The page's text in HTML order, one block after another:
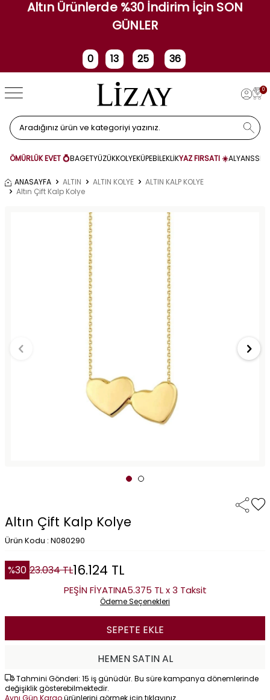
Altın Ürünlerde %30 İndirim İçin SON
GÜNLER
0
Gün
13
Saat
25 36
0
ÖMÜRLÜK EVET 💍BAGETYÜZÜKKOLYEKÜPEBİLEKLİKYAZ FIRSATI ☀️ALYANS
ANASAYFA ALTIN ALTIN KOLYE
ALTIN KALP KOLYE
Altın Çift Kalp Kolye
Altın Çift Kalp Kolye
Ürün Kodu : N080290
%30 23.034TL16.124 TL
PEŞİN FİYATINA5.375 TL x 3 Taksit
Ödeme Seçenekleri
SEPETE EKLE
HEMEN SATIN AL
Tahmini Gönderi: 15 iş günüdür. Bu süre kampanya dönemlerinde
değişiklik gösterebilmektedir.
Aynı Gün Kargoürünlerini görmek için tıklayınız.